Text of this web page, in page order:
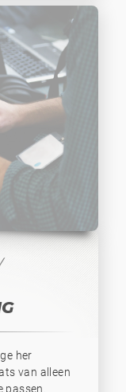
her
van alleen
passen.